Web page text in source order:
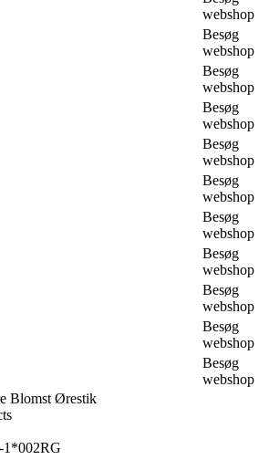
webshop
Besøg
webshop
Besøg
webshop
Besøg
webshop
Besøg
webshop
Besøg
webshop
Besøg
webshop
Besøg
webshop
Besøg
webshop
Besøg
webshop
Besøg
webshop
Blomst Ørestik